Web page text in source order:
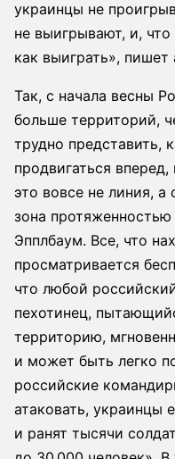
украинцы не
не выигрывают, и,
как выиграть», пишет
Так, с начала весны
больше территорий,
трудно представить,
продвигаться
это вовсе не линия, а
зона
Эпплбаум. Все, что
просматривается
что любой
пехотинец,
территорию,
и может быть легко
российские
атаковать, украинцы
и ранят тысячи